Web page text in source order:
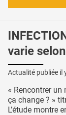
varie
Actualité publiée il
« Rencontrer un
ça change ? »
L’étude montre